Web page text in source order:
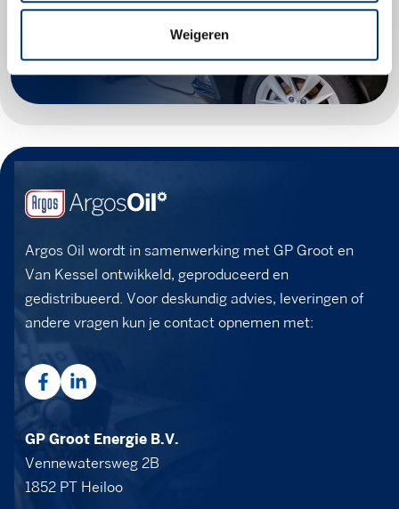
Weigeren
Argos Oil wordt in samenwerking met GP Groot en
Van Kessel ontwikkeld, geproduceerd en
gedistribueerd. Voor deskundig advies, leveringen of
andere vragen kun je contact opnemen met:
GP Groot Energie B.V.
Vennewatersweg 2B
1852 PT Heiloo